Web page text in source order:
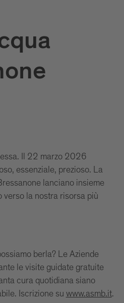
Il 22 marzo 2026
essenziale, prezioso. La
lanciano insieme
verso la nostra risorsa più
berla? Le Aziende
le visite guidate gratuite
cura quotidiana siano
Iscrizione su www.asmb.it.